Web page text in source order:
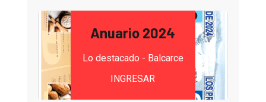
Anuario 2024
Lo destacado - Balcarce
INGRESAR